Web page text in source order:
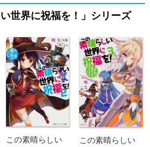
い世界に祝福を！」シリーズ
この素晴らしい
この素晴らしい